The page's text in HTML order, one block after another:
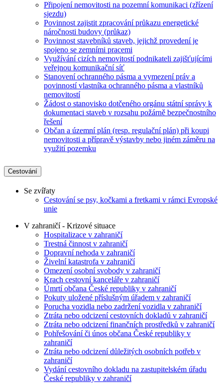
Připojení nemovitosti na pozemní komunikaci (zřízení
sjezdu)
Povinnost zajistit zpracování průkazu energetické
náročnosti budovy (průkaz)
Povinnost stavebníků staveb, jejichž provedení je
spojeno se zemními pracemi
Využívání cizích nemovitostí podnikateli zajišťujícími
veřejnou komunikační síť
Stanovení ochranného pásma a vymezení práv a
povinností vlastníka ochranného pásma a vlastníků
nemovitostí
Žádost o stanovisko dotčeného orgánu státní správy k
dokumentaci staveb v rozsahu požárně bezpečnostního
řešení
Občan a územní plán (resp. regulační plán) při koupi
nemovitosti a přípravě výstavby nebo jiném záměru na
využití pozemku
Cestování
Se zvířaty
Cestování se psy, kočkami a fretkami v rámci Evropské
unie
V zahraničí - Krizové situace
Hospitalizace v zahraničí
Trestná činnost v zahraničí
Dopravní nehoda v zahraničí
Živelní katastrofa v zahraničí
Omezení osobní svobody v zahraničí
Krach cestovní kanceláře v zahraničí
Úmrtí občana České republiky v zahraničí
Pokuty uložené příslušným úřadem v zahraničí
Porucha vozidla nebo zadržení vozidla v zahraničí
Ztráta nebo odcizení cestovních dokladů v zahraničí
Ztráta nebo odcizení finančních prostředků v zahraničí
Pohřešování či únos občana České republiky v
zahraničí
Ztráta nebo odcizení důležitých osobních potřeb v
zahraničí
Vydání cestovního dokladu na zastupitelském úřadu
České republiky v zahraničí